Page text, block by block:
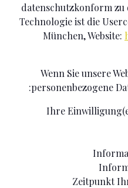
datenschutzkonform zu
Technologie ist die
München, Website:
Wenn Sie unsere
personenbezogene
Ihre
Zeitpunkt